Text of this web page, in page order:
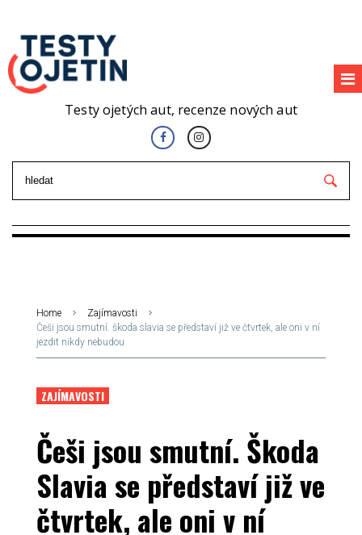
Testy ojetých aut, recenze nových aut
Home
Zajímavosti
Češi jsou smutní. škoda slavia se představí již ve čtvrtek, ale oni v ní
jezdit nikdy nebudou
ZAJÍMAVOSTI
Češi jsou smutní. Škoda
Slavia se představí již ve
čtvrtek, ale oni v ní